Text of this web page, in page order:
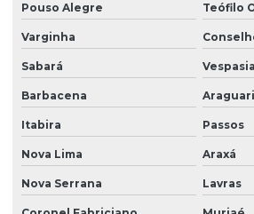
Pouso Alegre Teófilo
Varginha
Sabará
Barbacena Araguari
Itabira Passos
Nova Lima Araxá
Nova Serrana Lavras